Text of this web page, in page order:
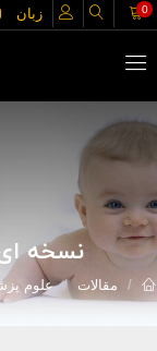
زبان 0
نسخه
مقالات علوم